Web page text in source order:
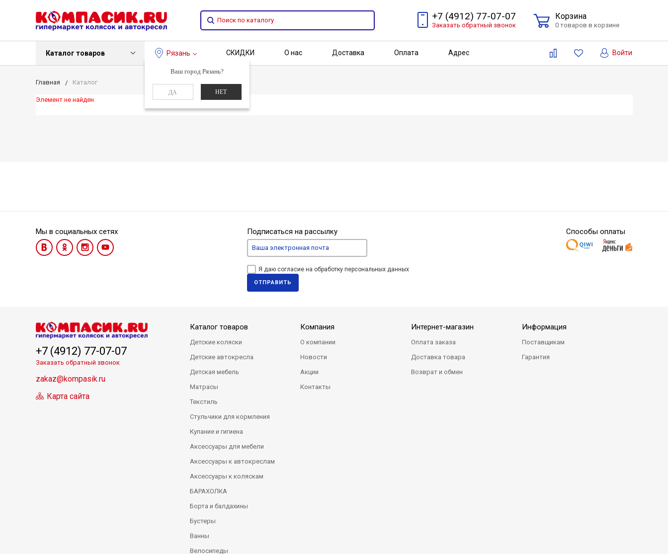
+7 (4912) 77-07-07
Заказать обратный звонок
Корзина
0 товаров в корзине
Каталог товаров Рязань
Ваш город Рязань?
ДА НЕТ
СКИДКИ О нас Доставка Оплата Адрес Войти
Главная Каталог
Элемент не найден
Мы в социальных сетях Подписаться на рассылку
Я даю согласие на обработку персональных данных
ОТПРАВИТЬ
Способы оплаты
+7 (4912) 77-07-07
Заказать обратный звонок
zakaz@kompasik.ru
Карта сайта
Каталог товаров
Детские коляски
Детские автокресла
Детская мебель
Матрасы
Текстиль
Стульчики для кормления
Купание и гигиена
Аксессуары для мебели
Аксессуары к автокреслам
Аксессуары к коляскам
БАРАХОЛКА
Борта и балдахины
Бустеры
Ванны
Велосипеды
Компания
О компании
Новости
Акции
Контакты
Интернет-магазин
Оплата заказа
Доставка товара
Возврат и обмен
Информация
Поставщикам
Гарантия